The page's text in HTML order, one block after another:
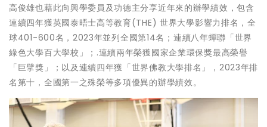
高俊雄也藉此向興學委員及功德主分享近年來的辦學績效，包含
連續四年獲英國泰晤士高等教育(THE) 世界大學影響力排名，全
球401-600名，2023年並列全國第14名；連續八年蟬聯「世界
綠色大學百大學校」；.連續兩年榮獲國家企業環保獎最高榮譽
「巨擘獎」；以及連續四年獲「世界佛教大學排名」，2023年排
名第十，全國第一之殊榮等多項優異的辦學績效。